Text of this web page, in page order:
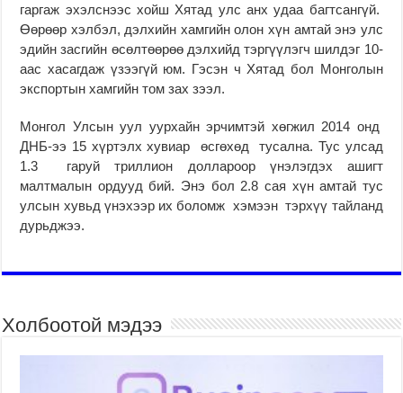
гаргаж эхэлснээс хойш Хятад улс анх удаа багт­сангүй.
Өөрөөр хэлбэл, дэлхийн хамгийн олон хүн амтай энэ улс
эдийн засгийн өсөлтөөрөө дэлхийд тэр­гүү­лэгч шилдэг 10-
аас хасаг­даж үзээгүй юм. Гэсэн ч Хятад бол Монголын
экспортын хамгийн том зах зээл.
Монгол Улсын уул уурхайн эрчимтэй хөгжил 2014 онд
ДНБ-ээ 15 хүр­тэлх хувиар өсгөхөд тусална. Тус улсад
1.3 гаруй трил­лион доллароор үнэ­лэгдэх ашигт
малтмалын ордууд бий. Энэ бол 2.8 сая хүн амтай тус
улсын хувьд үнэхээр их боломж хэмээн тэрхүү тайланд
дурьджээ.
Холбоотой мэдээ